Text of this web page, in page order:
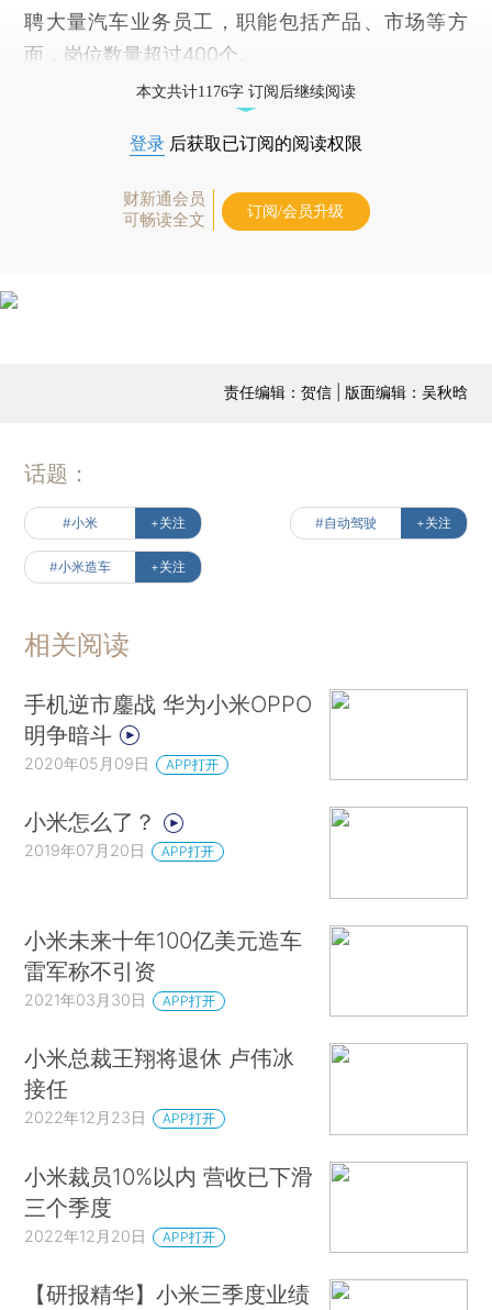
聘大量汽车业务员工，职能包括产品、市场等方
面，岗位数量超过400个。
本文共计1176字 订阅后继续阅读
登录 后获取已订阅的阅读权限
财新通会员
可畅读全文
订阅/会员升级
责任编辑：贺信 | 版面编辑：吴秋晗
话题：
#小米 +关注 #自动驾驶 +关注
#小米造车 +关注
相关阅读
手机逆市鏖战 华为小米OPPO
明争暗斗
2020年05月09日 APP打开
小米怎么了？
2019年07月20日 APP打开
小米未来十年100亿美元造车
雷军称不引资
2021年03月30日 APP打开
小米总裁王翔将退休 卢伟冰
接任
2022年12月23日 APP打开
小米裁员10%以内 营收已下滑
三个季度
2022年12月20日 APP打开
【研报精华】小米三季度业绩